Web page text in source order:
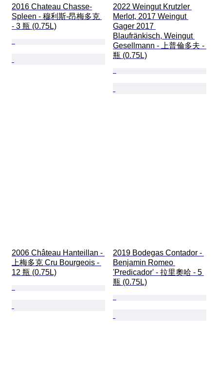
2016 Chateau Chasse-
Spleen - 穆利斯-昂梅多克
- 3 瓶 (0.75L)
2022 Weingut Krutzler
Merlot, 2017 Weingut
Gager 2017
Blaufränkisch, Weingut
Gesellmann - 上普倫多夫 -
瓶 (0.75L)
2006 Château Hanteillan -
上梅多克 Cru Bourgeois -
12 瓶 (0.75L)
2019 Bodegas Contador -
Benjamin Romeo
'Predicador' - 拉里奧哈 - 5
瓶 (0.75L)